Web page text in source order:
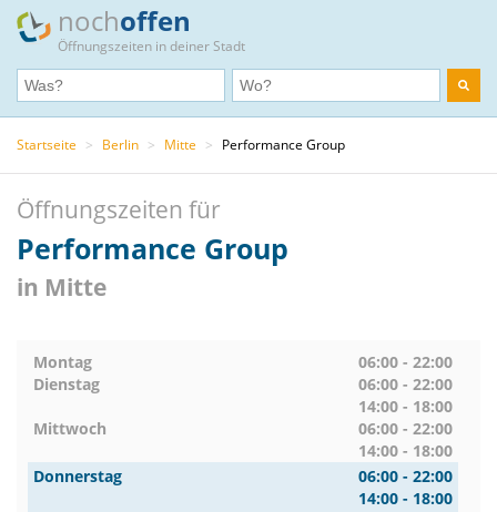
nochoffen
Öffnungszeiten in deiner Stadt
Startseite > Berlin > Mitte > Performance Group
Öffnungszeiten für
Performance Group
in Mitte
Montag
06:00 - 22:00
Dienstag
06:00 - 22:00
14:00 - 18:00
Mittwoch
06:00 - 22:00
14:00 - 18:00
Donnerstag
06:00 - 22:00
14:00 - 18:00